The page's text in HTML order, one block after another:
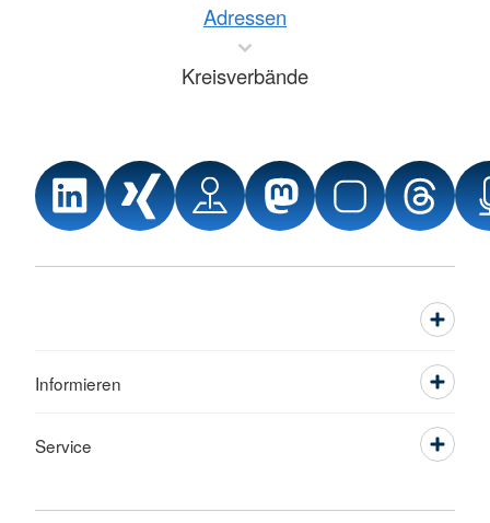
Adressen
Kreisverbände
Informieren
Service